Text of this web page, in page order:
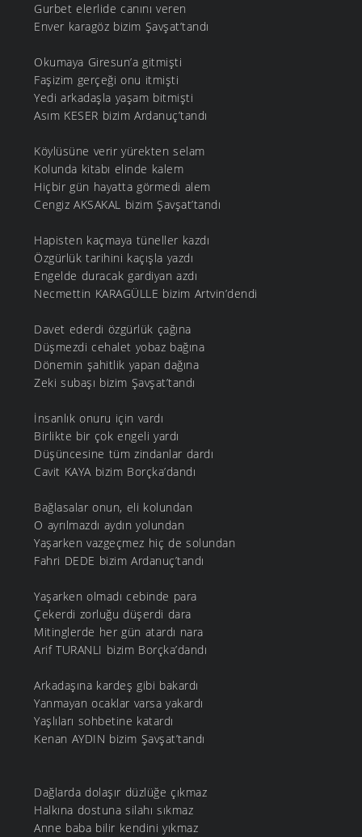
Gurbet elerlide canını veren
Enver karagöz bizim Şavşat’tandı
Okumaya Giresun’a gitmişti
Faşizim gerçeği onu itmişti
Yedi arkadaşla yaşam bitmişti
Asım KESER bizim Ardanuç’tandı
Köylüsüne verir yürekten selam
Kolunda kitabı elinde kalem
Hiçbir gün hayatta görmedi alem
Cengiz AKSAKAL bizim Şavşat’tandı
Hapisten kaçmaya tüneller kazdı
Özgürlük tarihini kaçışla yazdı
Engelde duracak gardiyan azdı
Necmettin KARAGÜLLE bizim Artvin’dendi
Davet ederdi özgürlük çağına
Düşmezdi cehalet yobaz bağına
Dönemin şahitlik yapan dağına
Zeki subaşı bizim Şavşat’tandı
İnsanlık onuru için vardı
Birlikte bir çok engeli yardı
Düşüncesine tüm zindanlar dardı
Cavit KAYA bizim Borçka’dandı
Bağlasalar onun, eli kolundan
O ayrılmazdı aydın yolundan
Yaşarken vazgeçmez hiç de solundan
Fahri DEDE bizim Ardanuç’tandı
Yaşarken olmadı cebinde para
Çekerdi zorluğu düşerdi dara
Mitinglerde her gün atardı nara
Arif TURANLI bizim Borçka’dandı
Arkadaşına kardeş gibi bakardı
Yanmayan ocaklar varsa yakardı
Yaşlıları sohbetine katardı
Kenan AYDIN bizim Şavşat’tandı
Dağlarda dolaşır düzlüğe çıkmaz
Halkına dostuna silahı sıkmaz
Anne baba bilir kendini yıkmaz